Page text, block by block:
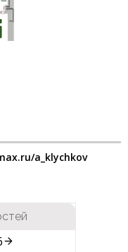
a_klychkov